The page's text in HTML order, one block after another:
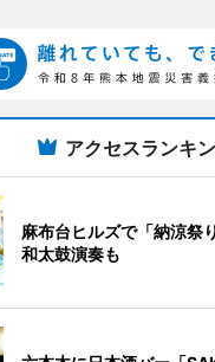
アクセスランキ
麻布台ヒルズで「納涼祭
和太鼓演奏も